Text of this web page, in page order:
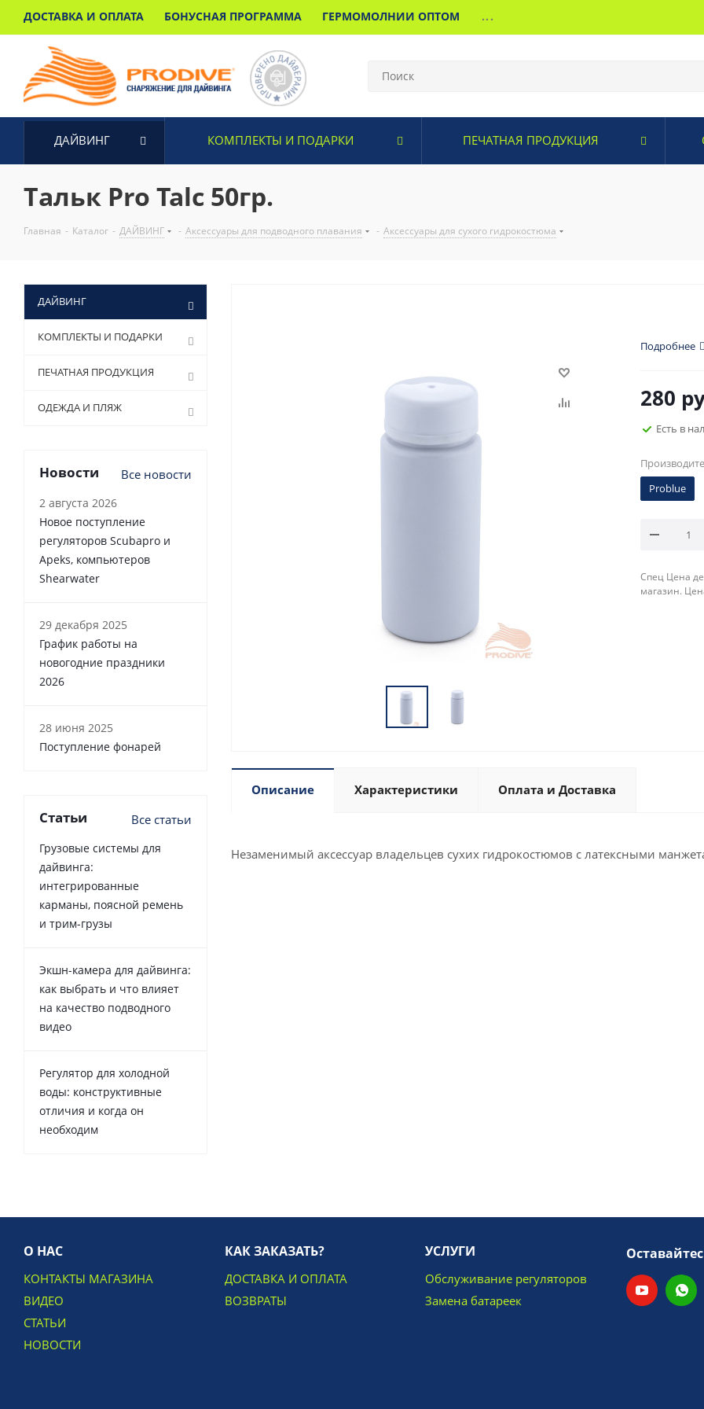
ДОСТАВКА И ОПЛАТА БОНУСНАЯ ПРОГРАММА ГЕРМОМОЛНИИ ОПТОМ ...
ДАЙВИНГ КОМПЛЕКТЫ И ПОДАРКИ ПЕЧАТНАЯ ПРОДУКЦИЯ
Тальк Pro Talc 50гр.
Главная - Каталог - ДАЙВИНГ - Аксессуары для подводного плавания - Аксессуары для сухого гидрокостюма
Подробнее
280
Есть в
Problue
Спец Цена
магазин.
Описание Характеристики Оплата и Доставка
Незаменимый аксессуар владельцев сухих гидрокостюмов с латексными
ДАЙВИНГ
КОМПЛЕКТЫ И ПОДАРКИ
ПЕЧАТНАЯ ПРОДУКЦИЯ
ОДЕЖДА И ПЛЯЖ
Новости Все новости
2 августа 2026
Новое поступление
регуляторов Scubapro и
Apeks, компьютеров
Shearwater
29 декабря 2025
График работы на
новогодние праздники
2026
28 июня 2025
Поступление фонарей
Статьи Все статьи
Грузовые системы для
дайвинга:
интегрированные
карманы, поясной ремень
и трим-грузы
Экшн-камера для дайвинга:
как выбрать и что влияет
на качество подводного
видео
Регулятор для холодной
воды: конструктивные
отличия и когда он
необходим
О НАС
КОНТАКТЫ МАГАЗИНА
ВИДЕО
СТАТЬИ
НОВОСТИ
КАК ЗАКАЗАТЬ?
ДОСТАВКА И ОПЛАТА
ВОЗВРАТЫ
УСЛУГИ
Обслуживание регуляторов
Замена батареек